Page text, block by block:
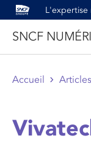
L'expertise
SNCF
Accueil Articles